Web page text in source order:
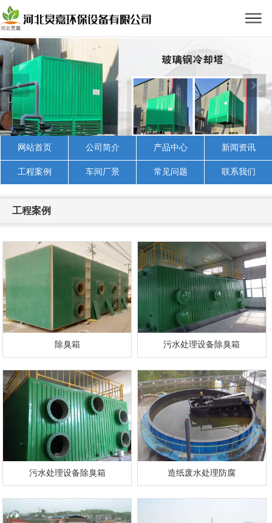
网站首页 公司简介 产品中心 新闻资讯
工程案例 车间厂景 常见问题 联系我们
工程案例
除臭箱 污水处理设备除臭箱
污水处理设备除臭箱 造纸废水处理防腐